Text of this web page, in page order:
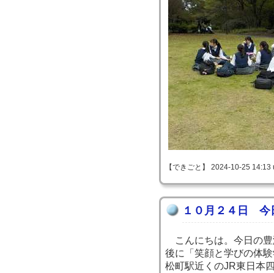
【できごと】 2024-10-25
１０月２４日 今
こんにちは。今日の豊
後に「笑顔と学びの体
松町駅近くのJR東日本